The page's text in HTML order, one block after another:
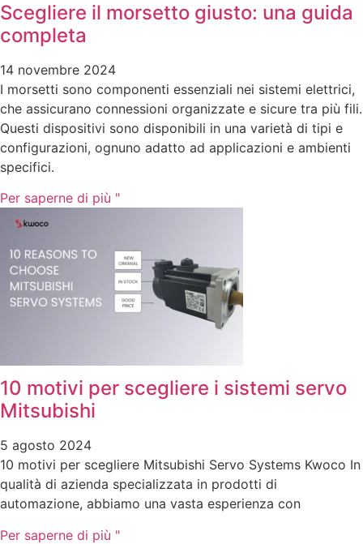
Scegliere il morsetto giusto: una guida
completa
14 novembre 2024
I morsetti sono componenti essenziali nei sistemi elettrici,
che assicurano connessioni organizzate e sicure tra più fili.
Questi dispositivi sono disponibili in una varietà di tipi e
configurazioni, ognuno adatto ad applicazioni e ambienti
specifici.
Per saperne di più "
10 motivi per scegliere i sistemi servo
Mitsubishi
5 agosto 2024
10 motivi per scegliere Mitsubishi Servo Systems Kwoco In
qualità di azienda specializzata in prodotti di
automazione, abbiamo una vasta esperienza con
Per saperne di più "